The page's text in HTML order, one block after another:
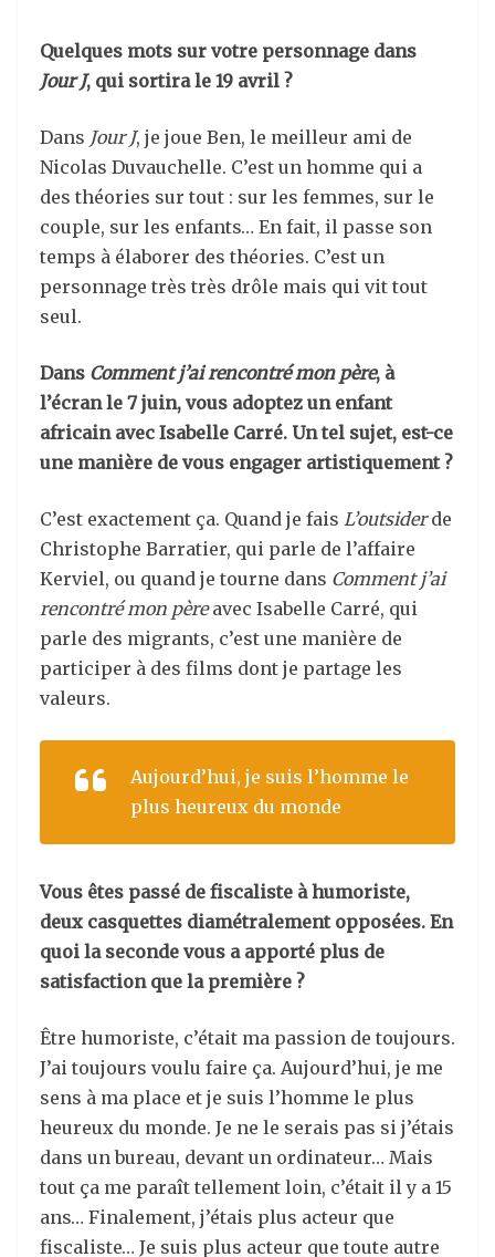
Quelques mots sur votre personnage dans
Jour J, qui sortira le 19 avril ?
Dans Jour J, je joue Ben, le meilleur ami de
Nicolas Duvauchelle. C’est un homme qui a
des théories sur tout : sur les femmes, sur le
couple, sur les enfants… En fait, il passe son
temps à élaborer des théories. C’est un
personnage très très drôle mais qui vit tout
seul.
Dans Comment j’ai rencontré mon père, à
l’écran le 7 juin, vous adoptez un enfant
africain avec Isabelle Carré. Un tel sujet, est-ce
une manière de vous engager artistiquement ?
C’est exactement ça. Quand je fais L’outsiderde
Christophe Barratier, qui parle de l’affaire
Kerviel, ou quand je tourne dans Comment j’ai
rencontré mon pèreavec Isabelle Carré, qui
parle des migrants, c’est une manière de
participer à des films dont je partage les
valeurs.
Aujourd’hui, je suis l’homme le
plus heureux du monde
Vous êtes passé de fiscaliste à humoriste,
deux casquettes diamétralement opposées. En
quoi la seconde vous a apporté plus de
satisfaction que la première ?
Être humoriste, c’était ma passion de toujours.
J’ai toujours voulu faire ça. Aujourd’hui, je me
sens à ma place et je suis l’homme le plus
heureux du monde. Je ne le serais pas si j’étais
dans un bureau, devant un ordinateur… Mais
tout ça me paraît tellement loin, c’était il y a 15
ans… Finalement, j’étais plus acteur que
fiscaliste… Je suis plus acteur que toute autre